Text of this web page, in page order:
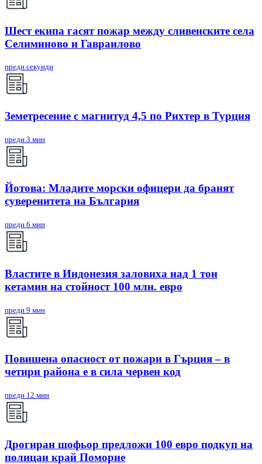
Шест екипа гасят пожар между сливенските села
Селиминово и Гавраилово
преди секунди
Земетресение с магнитуд 4,5 по Рихтер в Турция
преди 3 мин
Йотова: Младите морски офицери да бранят
суверенитета на България
преди 6 мин
Властите в Индонезия заловиха над 1 тон
кетамин на стойност 100 млн. евро
преди 9 мин
Повишена опасност от пожари в Гърция – в
четири района е в сила червен код
преди 12 мин
Дрогиран шофьор предложи 100 евро подкуп на
полицаи край Поморие